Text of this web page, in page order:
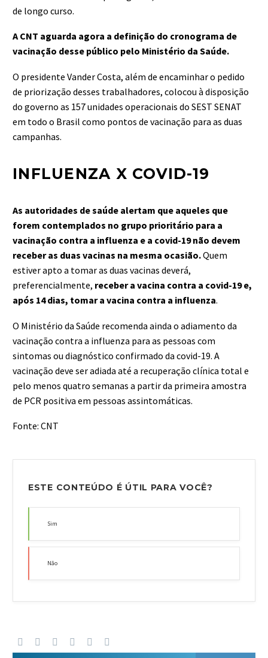
de longo curso.
A CNT aguarda agora a definição do cronograma de
vacinação desse público pelo Ministério da Saúde.
O presidente Vander Costa, além de encaminhar o pedido
de priorização desses trabalhadores, colocou à disposição
do governo as 157 unidades operacionais do SEST SENAT
em todo o Brasil como pontos de vacinação para as duas
campanhas.
INFLUENZA X COVID-19
As autoridades de saúde alertam que aqueles que
forem contemplados no grupo prioritário para a
vacinação contra a influenza e a covid-19 não devem
receber as duas vacinas na mesma ocasião.Quem
estiver apto a tomar as duas vacinas deverá,
preferencialmente, receber a vacina contra a covid-19 e,
após 14 dias, tomar a vacina contra a influenza.
O Ministério da Saúde recomenda ainda o adiamento da
vacinação contra a influenza para as pessoas com
sintomas ou diagnóstico confirmado da covid-19. A
vacinação deve ser adiada até a recuperação clínica total e
pelo menos quatro semanas a partir da primeira amostra
de PCR positiva em pessoas assintomáticas.
Fonte: CNT
ESTE CONTEÚDO É ÚTIL PARA VOCÊ?
Sim
Não